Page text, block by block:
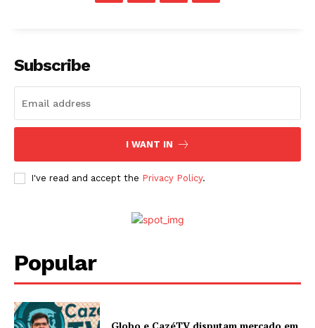
Subscribe
I WANT IN
I've read and accept the Privacy Policy.
Popular